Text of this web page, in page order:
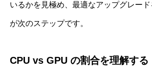
いるかを見極め、最適なアップグレー
が次のステップです。
CPU vs GPU の割合を理解する